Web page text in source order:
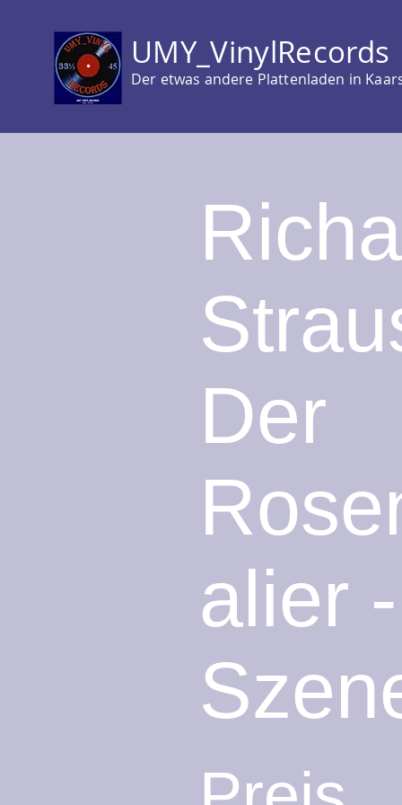
UMY_VinylRecords
Der etwas andere Plattenladen in
Der
alier -